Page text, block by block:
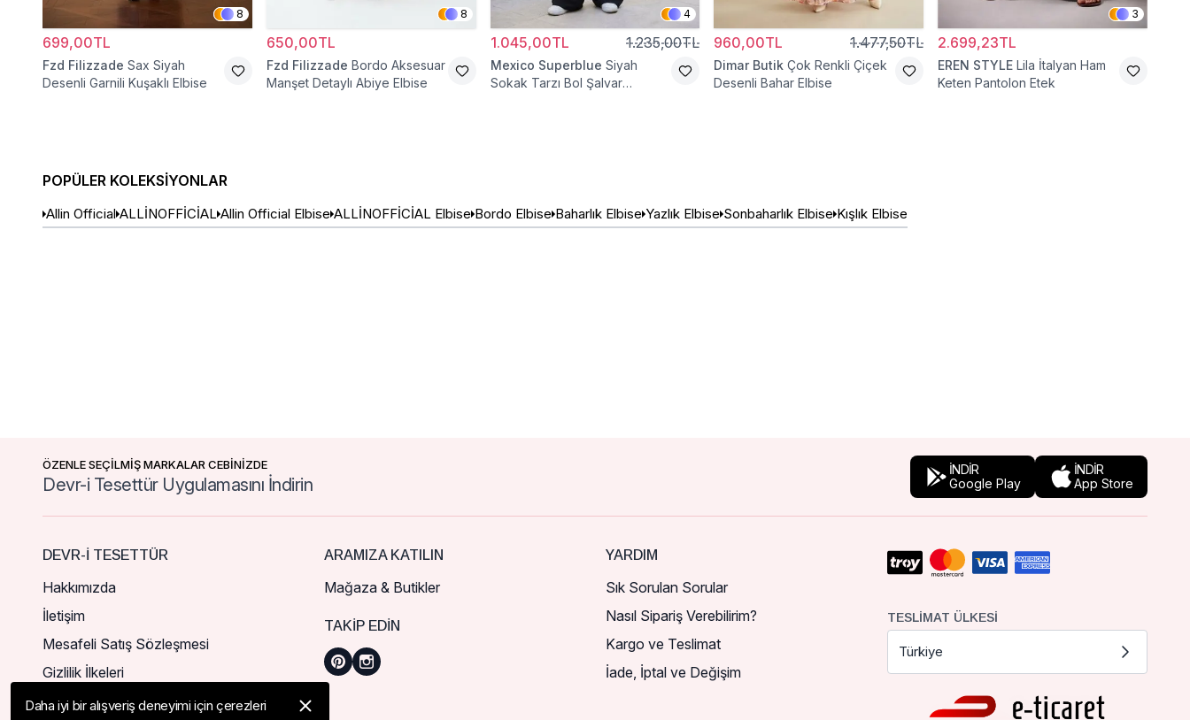
8
699,00TL
Fzd Filizzade Sax Siyah
Desenli Garnili Kuşaklı Elbise
8
650,00TL
Fzd Filizzade Bordo Aksesuar
Manşet Detaylı Abiye Elbise
4
1.045,00TL 1.235,00TL
Mexico Superblue Siyah
Sokak Tarzı Bol Şalvar
960,00TL 1.477,50TL
Dimar Butik Çok Renkli Çiçek
Desenli Bahar Elbise
3
2.699,23TL
EREN STYLE Lila İtalyan Ham
Keten Pantolon Etek
POPÜLER KOLEKSIYONLAR
Allin Official ALLİNOFFİCİAL Allin Official Elbise ALLİNOFFİCİAL Elbise Bordo Elbise Baharlık Elbise Yazlık Elbise Sonbaharlık Elbise Kışlık Elbise
ÖZENLE SEÇİLMİŞ MARKALAR CEBİNİZDE
Devr-i Tesettür Uygulamasını İndirin
İNDİR
Google Play
İNDİR
App Store
DEVR-I TESETTÜR
Hakkımızda
İletişim
Mesafeli Satış Sözleşmesi
Gizlilik İlkeleri
ARAMIZA KATILIN
Mağaza & Butikler
TAKIP EDIN
YARDIM
Sık Sorulan Sorular
Nasıl Sipariş Verebilirim?
Kargo ve Teslimat
İade, İptal ve Değişim
TESLIMAT ÜLKESI
Türkiye
Daha iyi bir alışveriş deneyimi için çerezleri